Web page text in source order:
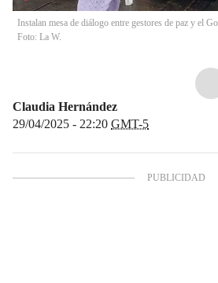
Instalan mesa de diálogo entre gestores de paz y el
Foto: La W.
Claudia Hernández
29/04/2025 - 22:20 GMT-5